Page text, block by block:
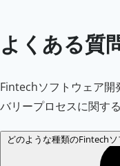
よくある質
Fintechソフトウェア開
バリープロセスに関す
どのような種類のFintech